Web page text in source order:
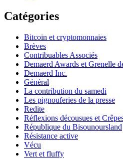
Catégories
Bitcoin et cryptomonnaies
Brèves
Contribuables Associés
Demaerd Awards et Grenelle
Demaerd Inc.
Général
La contribution du samedi
Les pignouferies de la presse
Redite
Réflexions décousues et
République du Bisounoursland
Résistance active
Vécu
Vert et fluffy